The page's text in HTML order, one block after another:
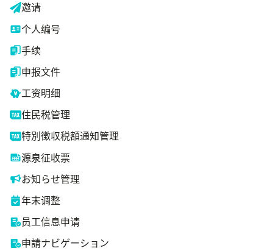
邀请
个人编号
手续
申报文件
工资明细
住民税管理
特別徴収税額通知管理
源泉征收票
お知らせ管理
年末调整
员工信息申请
申請ナビゲーション